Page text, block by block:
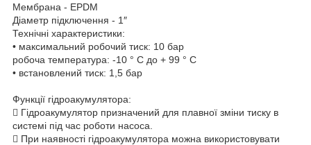
Мембрана - EPDM
Діаметр підключення - 1″
Технічні характеристики:
• максимальний робочий тиск: 10 бар
робоча температура: -10 ° С до + 99 ° С
• встановлений тиск: 1,5 бар
Функції гідроакумулятора:
 Гідроакумулятор призначений для плавної зміни тиску в
системі під час роботи насоса.
 При наявності гідроакумулятора можна використовувати